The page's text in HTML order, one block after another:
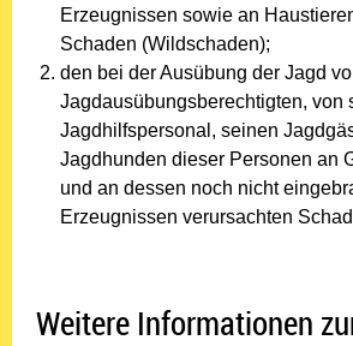
Erzeugnissen sowie an
Schaden (Wildschaden);
den bei der Ausübung der Jagd
Jagdausübungsberechtigten, von
Jagdhilfspersonal, seinen
Jagdhunden dieser Personen an
und an dessen noch nicht
Erzeugnissen verursachten
Weitere Informationen